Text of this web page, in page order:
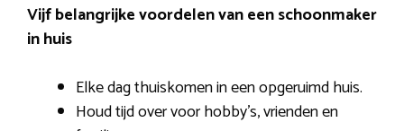
Vijf belangrijke voordelen van een schoonmaker
in huis
Elke dag thuiskomen in een opgeruimd huis.
Houd tijd over voor hobby’s, vrienden en